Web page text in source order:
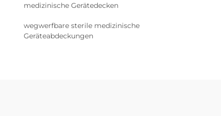
medizinische Gerätedecken
wegwerfbare sterile medizinische
Geräteabdeckungen